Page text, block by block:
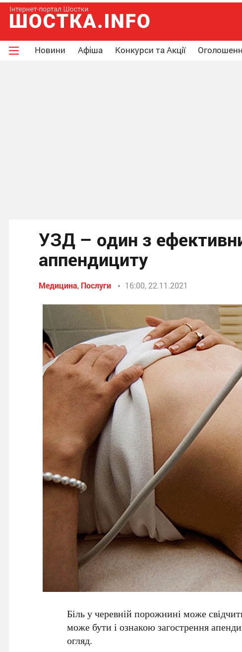
Новини Афіша Конкурси та Акції
УЗД – один з
аппендициту
Медицина, Послуги 16:00, 22.11.2021
Біль у черевній порожнині може
може бути і ознакою загострення
огляд.